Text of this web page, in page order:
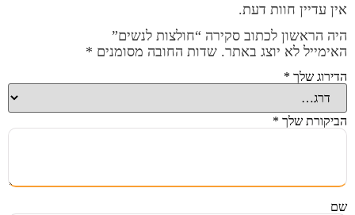
אין עדיין חוות דעת.
היה הראשון לכתוב סקירה “חולצות לנשים”
האימייל לא יוצג באתר. שדות החובה מסומנים *
הדירוג שלך *
הביקורת שלך *
שם